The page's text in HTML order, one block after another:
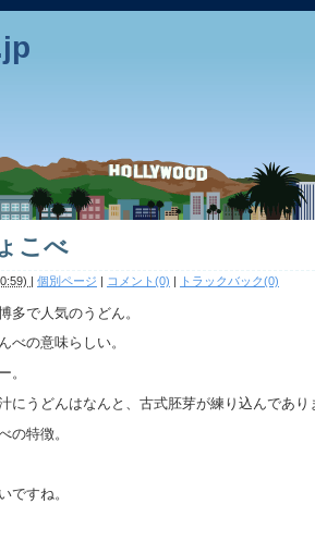
こべ
| 個別ページ | コメント(0) | トラックバック(0)
多で人気のうどん。
べの意味らしい。
。
にうどんはなんと、古式胚芽が練り込んであり
の特徴。
ですね。